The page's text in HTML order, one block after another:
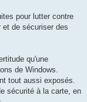
pour lutter contre
et de sécuriser des
qu'une
de Windows.
tout aussi exposés.
sécurité à la carte, en